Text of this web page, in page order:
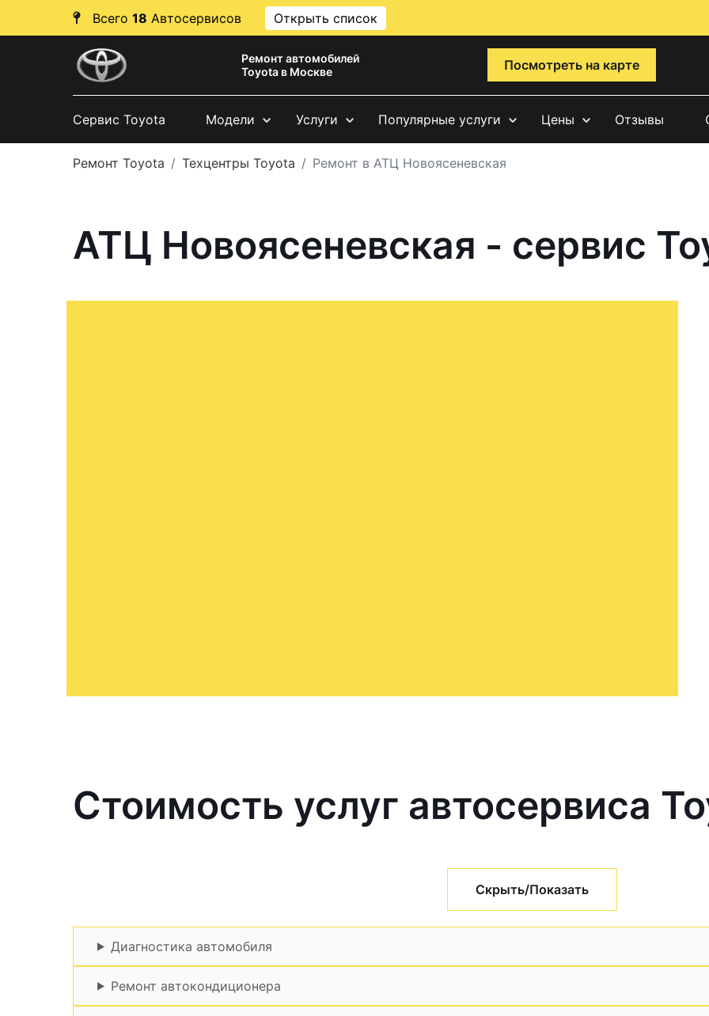
Всего 18 Автосервисов Открыть список
Ремонт автомобилей
Toyota в Москве
Посмотреть на карте
Сервис Toyota Модели Услуги Популярные услуги Цены Отзывы
Ремонт Toyota Техцентры Toyota Ремонт в АТЦ Новоясеневская
АТЦ Новоясеневская - сервис
Стоимость услуг автосервиса
Скрыть/Показать
Диагностика автомобиля
Ремонт автокондиционера